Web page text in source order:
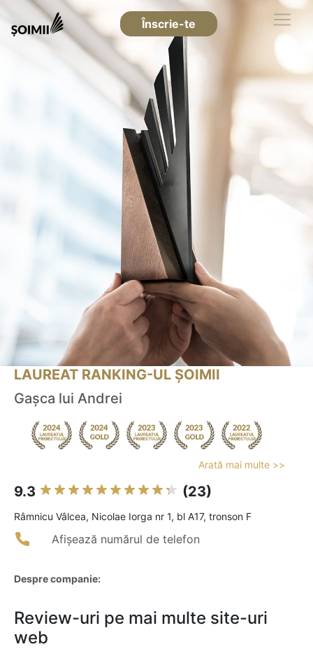
Înscrie-te
LAUREAT RANKING-UL ȘOIMII
Gașca lui Andrei
Arată mai multe >>
9.3 (23)
Râmnicu Vâlcea, Nicolae Iorga nr 1, bl A17, tronson F
Afișează numărul de telefon
Despre companie:
Review-uri pe mai multe site-uri
web